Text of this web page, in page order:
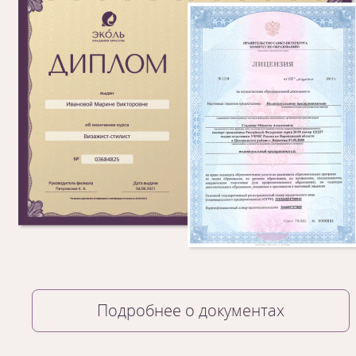
Подробнее о документах